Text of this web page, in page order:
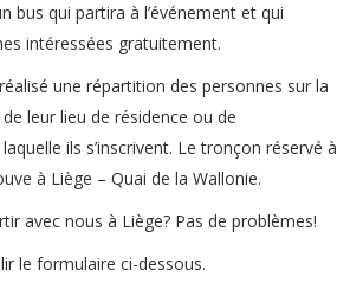
bus qui partira à l’événement et qui
intéressées gratuitement.
une répartition des personnes sur la
leur lieu de résidence ou de
ils s’inscrivent. Le tronçon réservé à
à Liège – Quai de la Wallonie.
avec nous à Liège? Pas de problèmes!
le formulaire ci-dessous.